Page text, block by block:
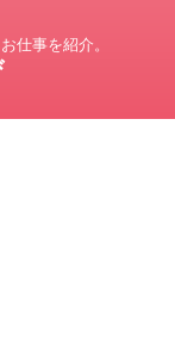
仕事を紹介。